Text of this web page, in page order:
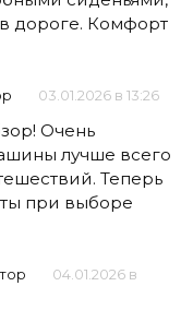
дороге. Комфорт
03.01.2026 в 13:26
Очень
лучше всего
Теперь
при выборе
04.01.2026 в